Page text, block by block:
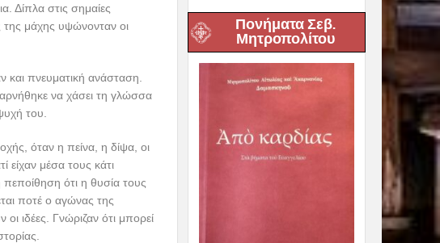
Δίπλα στις σημαίες
της μάχης υψώνονταν οι
και πνευματική ανάσταση.
να χάσει τη γλώσσα
του.
όταν η πείνα, η δίψα, οι
είχαν μέσα τους κάτι
ότι η θυσία τους
ποτέ ο αγώνας της
ιδέες. Γνώριζαν ότι μπορεί
Πονήματα Σεβ.
Μητροπολίτου